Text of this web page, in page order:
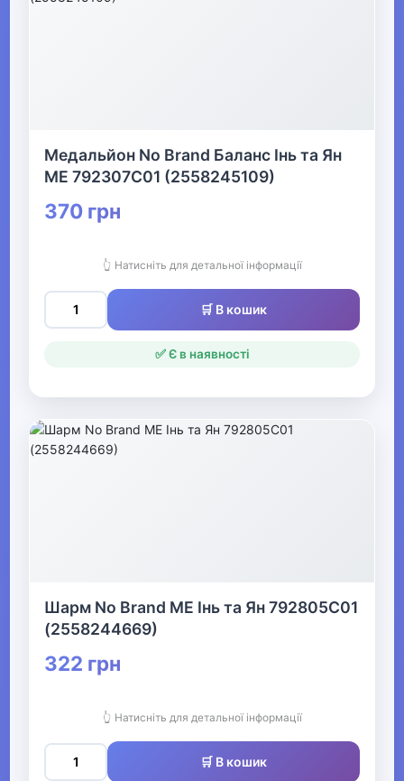
Медальйон No Brand Баланс Інь та Ян
ME 792307C01 (2558245109)
370 грн
👆 Натисніть для детальної інформації
🛒 В кошик
✅ Є в наявності
Шарм No Brand ME Інь та Ян 792805C01
(2558244669)
322 грн
👆 Натисніть для детальної інформації
🛒 В кошик